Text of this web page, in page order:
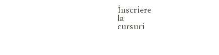
Înscriere
la
cursuri